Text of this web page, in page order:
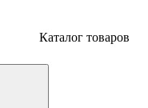
Каталог товаров